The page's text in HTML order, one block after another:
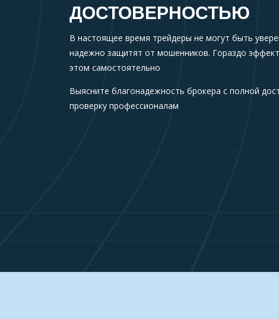
ДОСТОВЕРНОСТЬЮ
В настоящее время трейдеры не могут быть
надежно защитят от мошенников. Гораздо
этом самостоятельно
Выясните благонадежность брокера с полной
проверку профессионалам